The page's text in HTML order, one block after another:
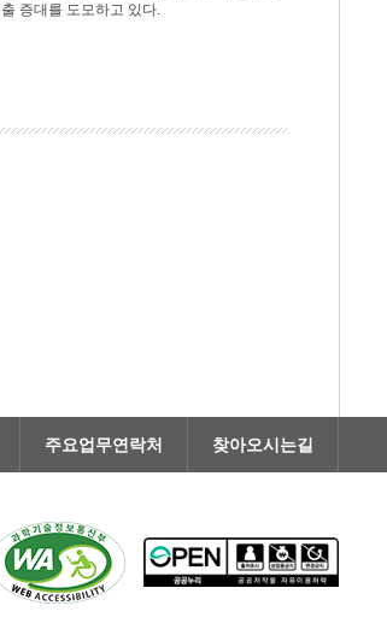
증대를 도모하고 있다.
주요업무연락처 찾아오시는길